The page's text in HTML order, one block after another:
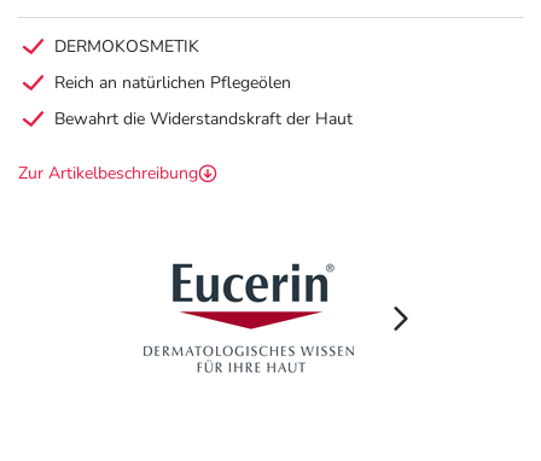
DERMOKOSMETIK
Reich an natürlichen Pflegeölen
Bewahrt die Widerstandskraft der Haut
Zur Artikelbeschreibung